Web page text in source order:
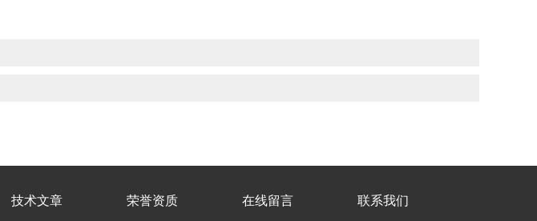
技术文章 荣誉资质 在线留言 联系我们